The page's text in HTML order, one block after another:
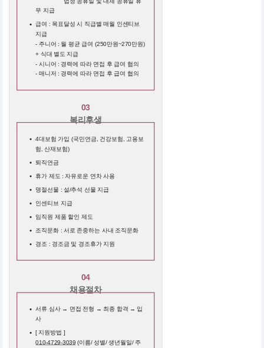
무 지급
급여 : 목표달성 시 직급별 매월 인센티브
지급
- 주니어 : 월 평균 급여 (250만원~270만원)
+ 식대 별도 지급
- 시니어 : 경력에 따라 면접 후 급여 협의
- 매니저 : 경력에 따라 면접 후 급여 협의
03
복리후생
4대보험 가입 (국민연금, 건강보험, 고용보
험, 산재보험)
퇴직연금
휴가 제도 : 자유로운 연차 사용
명절선물 : 설/추석 선물 지급
인센티브 지급
임직원 제품 할인 제도
조직문화 : 서로 존중하는 사내 조직문화
경조 : 경조금 및 경조휴가 지원
04
채용절차
서류 심사 → 면접 전형 → 최종 합격 → 입
사
[ 지원방법 ]
010-4729-3039 (이름/ 성별/ 생년월일/ 주